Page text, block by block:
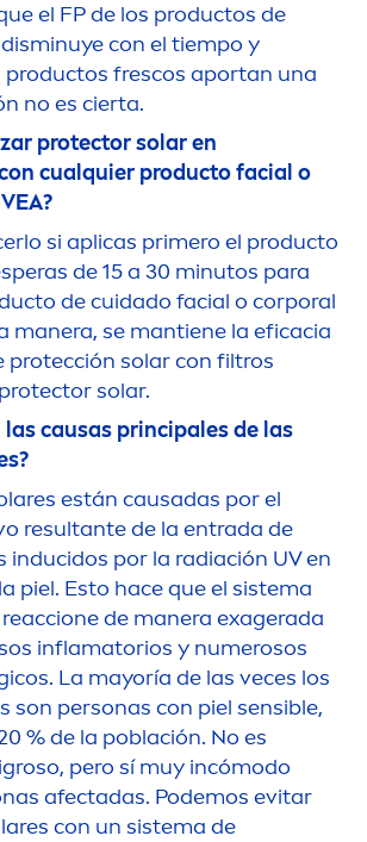
el FP de los productos de
con el tiempo y
productos frescos aportan una
no es cierta.
protector solar en
cualquier producto facial o
?
si aplicas primero el producto
de 15 a 30 minutos para
de cuidado facial o corporal
manera, se mantiene la eficacia
protección solar con filtros
protector solar.
las causas principales de las
están causadas por el
resultante de la entrada de
inducidos por la radiación UV en
piel. Esto hace que el sistema
de manera exagerada
inflamatorios y numerosos
La mayoría de las veces los
son personas con piel sensible,
% de la población. No es
pero sí muy incómodo
afectadas. Podemos evitar
con un sistema de